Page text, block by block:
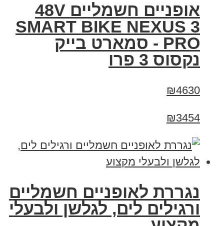
אופניים חשמליים 48V
SMART BIKE NEXUS 3
PRO - סמארט בייק
נקסוס 3 פרו
₪4630
₪3454
נגררת לאופניים חשמליים
ורגילים לים, לגלשן ולבעלי